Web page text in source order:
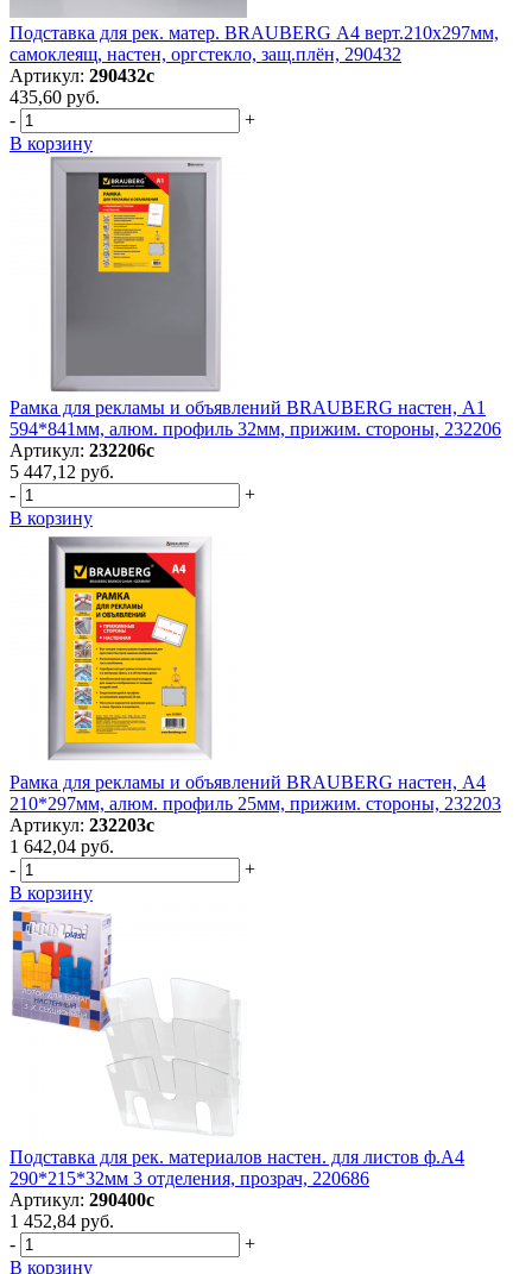
Подставка для рек. матер. BRAUBERG А4 верт.210х297мм,
самоклеящ, настен, оргстекло, защ.плён, 290432
Артикул: 290432с
435,60 руб.
-
+
В корзину
Рамка для рекламы и объявлений BRAUBERG настен, А1
594*841мм, алюм. профиль 32мм, прижим. стороны, 232206
Артикул: 232206с
5 447,12 руб.
-
+
В корзину
Рамка для рекламы и объявлений BRAUBERG настен, А4
210*297мм, алюм. профиль 25мм, прижим. стороны, 232203
Артикул: 232203с
1 642,04 руб.
-
+
В корзину
Подставка для рек. материалов настен. для листов ф.А4
290*215*32мм 3 отделения, прозрач, 220686
Артикул: 290400с
1 452,84 руб.
-
+
В корзину